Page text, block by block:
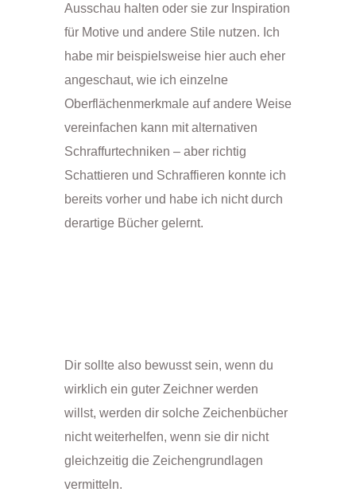
Ausschau halten oder sie zur Inspiration
für Motive und andere Stile nutzen. Ich
habe mir beispielsweise hier auch eher
angeschaut, wie ich einzelne
Oberflächenmerkmale auf andere Weise
vereinfachen kann mit alternativen
Schraffurtechniken – aber richtig
Schattieren und Schraffieren konnte ich
bereits vorher und habe ich nicht durch
derartige Bücher gelernt.
Dir sollte also bewusst sein, wenn du
wirklich ein guter Zeichner werden
willst, werden dir solche Zeichenbücher
nicht weiterhelfen, wenn sie dir nicht
gleichzeitig die Zeichengrundlagen
vermitteln.